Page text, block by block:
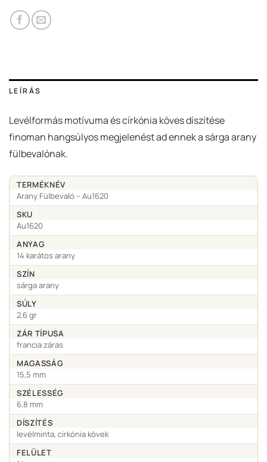
LEÍRÁS
Levélformás motívuma és církónia köves díszítése
finoman hangsúlyos megjelenést ad ennek a sárga arany
fülbevalónak.
TERMÉKNÉV
Arany Fülbevaló – Au1620
SKU
Au1620
ANYAG
14 karátos arany
SZÍN
sárga arany
SÚLY
2,6 gr
ZÁR TÍPUSA
francia záras
MAGASSÁG
15,5 mm
SZÉLESSÉG
6,8 mm
DÍSZÍTÉS
levélminta, církónia kövek
FELÜLET